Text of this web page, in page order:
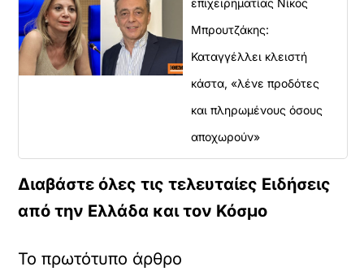
επιχειρηματίας Νίκος
Μπρουτζάκης:
Καταγγέλλει κλειστή
κάστα, «λένε προδότες
και πληρωμένους όσους
αποχωρούν»
Διαβάστε όλες τις τελευταίες Ειδήσεις
από την Ελλάδα και τον Κόσμο
Το πρωτότυπο άρθρο